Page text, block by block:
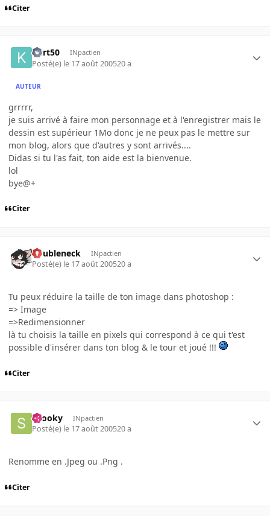
Citer
Kurt50 INpactien
Posté(e) le 17 août 200520 a
AUTEUR
grrrrr,
je suis arrivé à faire mon personnage et à l'enregistrer mais le
dessin est supérieur 1Mo donc je ne peux pas le mettre sur
mon blog, alors que d'autres y sont arrivés....
Didas si tu l'as fait, ton aide est la bienvenue.
lol
bye@+
Citer
doubleneck INpactien
Posté(e) le 17 août 200520 a
Tu peux réduire la taille de ton image dans photoshop :
=> Image
=>Redimensionner
là tu choisis la taille en pixels qui correspond à ce qui t'est
possible d'insérer dans ton blog & le tour et joué !!!
Citer
snooky INpactien
Posté(e) le 17 août 200520 a
Renomme en .Jpeg ou .Png .
Citer